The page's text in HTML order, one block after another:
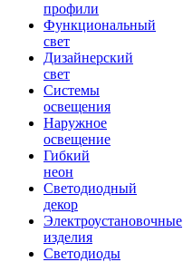
профили
Функциональный
свет
Дизайнерский
свет
Системы
освещения
Наружное
освещение
Гибкий
неон
Светодиодный
декор
Электроустановочные
изделия
Светодиоды